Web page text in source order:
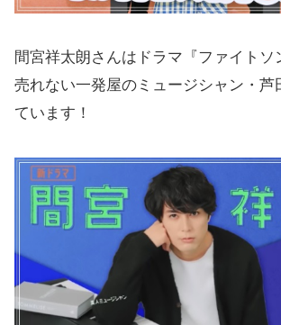
間宮祥太朗さんはドラマ『ファイトソ
売れない一発屋のミュージシャン・芦
ています！